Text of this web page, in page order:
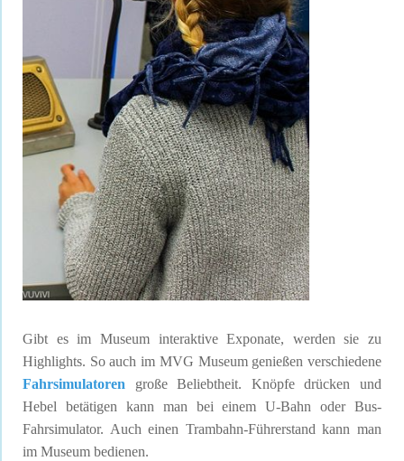
Gibt es im Museum interaktive Exponate, werden sie zu
Highlights. So auch im MVG Museum genießen verschiedene
Fahrsimulatoren große Beliebtheit. Knöpfe drücken und
Hebel betätigen kann man bei einem U-Bahn oder Bus-
Fahrsimulator. Auch einen Trambahn-Führerstand kann man
im Museum bedienen.